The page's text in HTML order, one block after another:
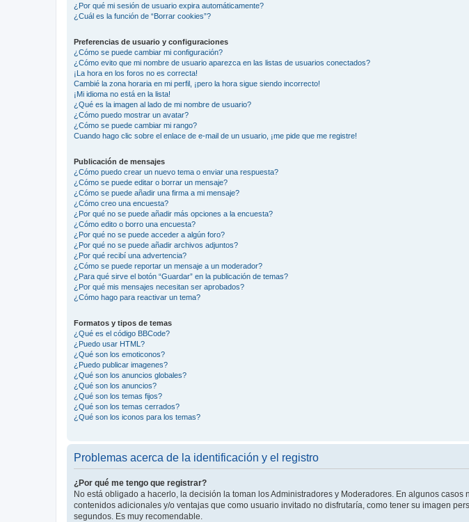
¿Por qué mi sesión de usuario expira automáticamente?
¿Cuál es la función de “Borrar cookies”?
Preferencias de usuario y configuraciones
¿Cómo se puede cambiar mi configuración?
¿Cómo evito que mi nombre de usuario aparezca en las listas de usuarios conectados?
¡La hora en los foros no es correcta!
Cambié la zona horaria en mi perfil, ¡pero la hora sigue siendo incorrecto!
¡Mi idioma no está en la lista!
¿Qué es la imagen al lado de mi nombre de usuario?
¿Cómo puedo mostrar un avatar?
¿Cómo se puede cambiar mi rango?
Cuando hago clic sobre el enlace de e-mail de un usuario, ¡me pide que me registre!
Publicación de mensajes
¿Cómo puedo crear un nuevo tema o enviar una respuesta?
¿Cómo se puede editar o borrar un mensaje?
¿Cómo se puede añadir una firma a mi mensaje?
¿Cómo creo una encuesta?
¿Por qué no se puede añadir más opciones a la encuesta?
¿Cómo edito o borro una encuesta?
¿Por qué no se puede acceder a algún foro?
¿Por qué no se puede añadir archivos adjuntos?
¿Por qué recibí una advertencia?
¿Cómo se puede reportar un mensaje a un moderador?
¿Para qué sirve el botón “Guardar” en la publicación de temas?
¿Por qué mis mensajes necesitan ser aprobados?
¿Cómo hago para reactivar un tema?
Formatos y tipos de temas
¿Qué es el código BBCode?
¿Puedo usar HTML?
¿Qué son los emoticonos?
¿Puedo publicar imagenes?
¿Qué son los anuncios globales?
¿Qué son los anuncios?
¿Qué son los temas fijos?
¿Qué son los temas cerrados?
¿Qué son los iconos para los temas?
Problemas acerca de la identificación y el registro
¿Por qué me tengo que registrar?
No está obligado a hacerlo, la decisión la toman los Administradores y Moderadores. En algunos
contenidos adicionales y/o ventajas que como usuario invitado no disfrutaría, como tener su imagen
segundos. Es muy recomendable.